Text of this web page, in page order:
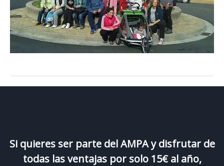
Si quieres ser parte del AMPA y disfrutar de
todas las ventajas por solo 15€ al año,